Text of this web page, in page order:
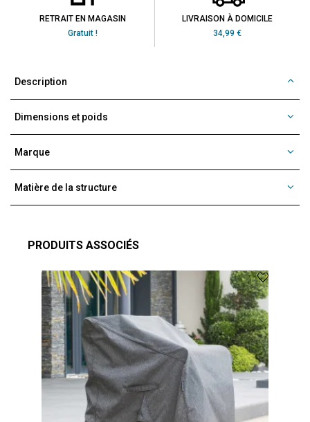
RETRAIT EN MAGASIN
Gratuit !
LIVRAISON À DOMICILE
34,99 €
Description
Dimensions et poids
Marque
Matière de la structure
PRODUITS ASSOCIÉS